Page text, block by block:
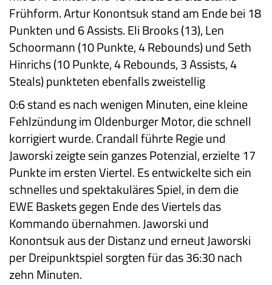
Frühform. Artur Konontsuk stand am Ende bei 18
Punkten und 6 Assists. Eli Brooks (13), Len
Schoormann (10 Punkte, 4 Rebounds) und Seth
Hinrichs (10 Punkte, 4 Rebounds, 3 Assists, 4
Steals) punkteten ebenfalls zweistellig
0:6 stand es nach wenigen Minuten, eine kleine
Fehlzündung im Oldenburger Motor, die schnell
korrigiert wurde. Crandall führte Regie und
Jaworski zeigte sein ganzes Potenzial, erzielte 17
Punkte im ersten Viertel. Es entwickelte sich ein
schnelles und spektakuläres Spiel, in dem die
EWE Baskets gegen Ende des Viertels das
Kommando übernahmen. Jaworski und
Konontsuk aus der Distanz und erneut Jaworski
per Dreipunktspiel sorgten für das 36:30 nach
zehn Minuten.